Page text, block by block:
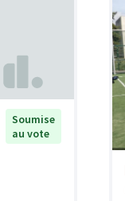
Soumise
au vote